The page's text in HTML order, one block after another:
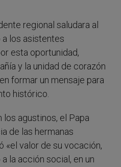
regional saludara al
a los asistentes
esta oportunidad,
y la unidad de corazón
formar un mensaje para
histórico.
agustinos, el Papa
de las hermanas
«el valor de su vocación,
la acción social, en un